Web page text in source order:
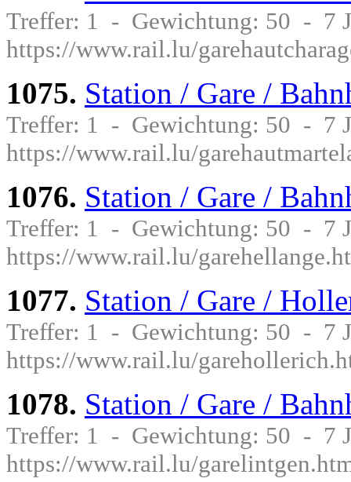
Treffer: 1 - Gewichtung: 50 - 7
https://www.rail.lu/
1075. Station / Gare /
Treffer: 1 - Gewichtung: 50 - 7
https://www.rail.lu/
1076. Station / Gare /
Treffer: 1 - Gewichtung: 50 - 7
https://www.rail.lu/
1077. Station / Gare /
Treffer: 1 - Gewichtung: 50 - 7
https://www.rail.lu/
1078. Station / Gare /
Treffer: 1 - Gewichtung: 50 - 7
https://www.rail.lu/